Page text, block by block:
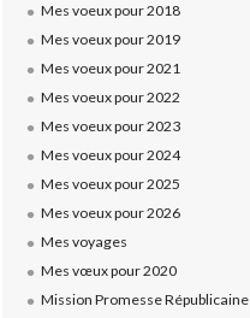
Mes voeux pour 2018
Mes voeux pour 2019
Mes voeux pour 2021
Mes voeux pour 2022
Mes voeux pour 2023
Mes voeux pour 2024
Mes voeux pour 2025
Mes voeux pour 2026
Mes voyages
Mes vœux pour 2020
Mission Promesse Républicaine